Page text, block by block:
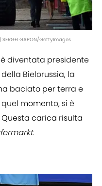
GAPON/GettyImages
è diventata presidente
Bielorussia, la
baciato per terra e
momento, si è
carica risulta
.